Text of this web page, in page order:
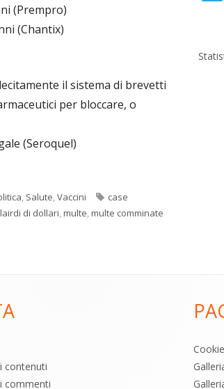
(Prempro)
(Chantix)
il sistema di brevetti
per bloccare, o
(Seroquel)
Salute Vaccini Tag
case
di dollari multe multe comminate
contenuti
commenti